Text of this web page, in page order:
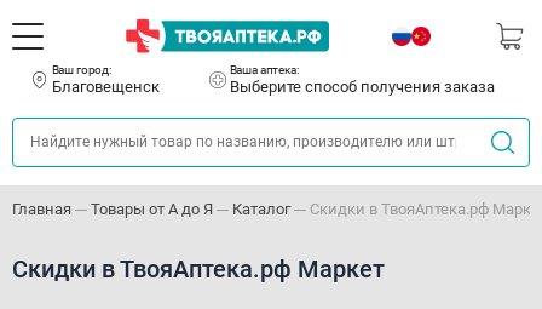
Ваш город:
Благовещенск
Ваша аптека:
Выберите способ получения заказа
Главная Товары от А до Я Каталог Скидки в ТвояАптека.рф
Скидки в ТвояАптека.рф Маркет